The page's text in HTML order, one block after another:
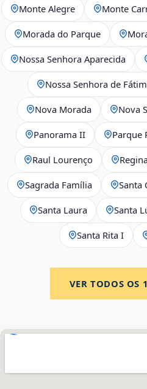
Monte Alegre Monte
Morada do Parque
Nossa Senhora Aparecida
Nossa Senhora de
Nova Morada Nova
Panorama II Parque
Raul Lourenço
Sagrada Família Santa
Santa Laura Santa
Santa Rita I
VER TODOS OS